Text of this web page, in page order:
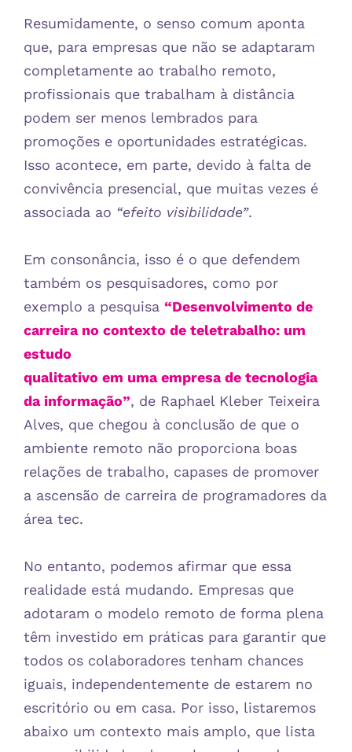
Resumidamente, o senso comum aponta
que, para empresas que não se adaptaram
completamente ao trabalho remoto,
profissionais que trabalham à distância
podem ser menos lembrados para
promoções e oportunidades estratégicas.
Isso acontece, em parte, devido à falta de
convivência presencial, que muitas vezes é
associada ao “efeito visibilidade”.
Em consonância, isso é o que defendem
também os pesquisadores, como por
exemplo a pesquisa “Desenvolvimento de
carreira no contexto de teletrabalho: um
estudo
qualitativo em uma empresa de tecnologia
da informação”, de Raphael Kleber Teixeira
Alves, que chegou à conclusão de que o
ambiente remoto não proporciona boas
relações de trabalho, capases de promover
a ascensão de carreira de programadores da
área tec.
No entanto, podemos afirmar que essa
realidade está mudando. Empresas que
adotaram o modelo remoto de forma plena
têm investido em práticas para garantir que
todos os colaboradores tenham chances
iguais, independentemente de estarem no
escritório ou em casa. Por isso, listaremos
abaixo um contexto mais amplo, que lista